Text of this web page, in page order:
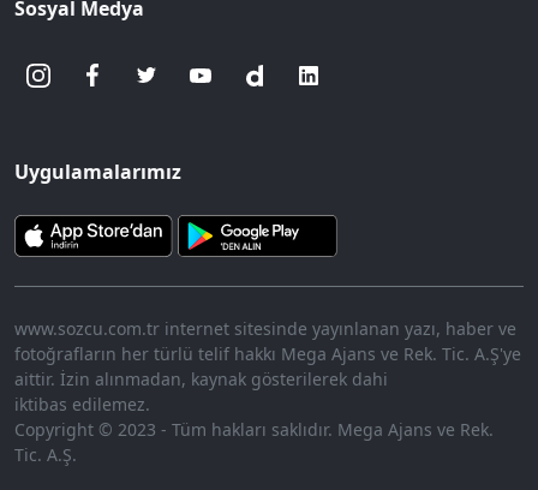
Sosyal Medya
Uygulamalarımız
www.sozcu.com.tr internet sitesinde yayınlanan yazı, haber ve
fotoğrafların her türlü telif hakkı Mega Ajans ve Rek. Tic. A.Ş'ye
aittir. İzin alınmadan, kaynak gösterilerek dahi
iktibas edilemez.
Copyright © 2023 - Tüm hakları saklıdır. Mega Ajans ve Rek.
Tic. A.Ş.